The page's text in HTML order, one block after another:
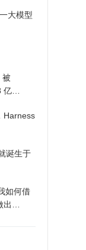
大模型
被
亿
Harness
诞生于
如何借
出